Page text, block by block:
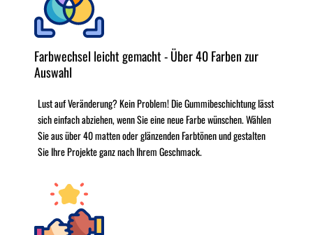
Farbwechsel leicht gemacht - Über 40 Farben zur
Auswahl
Lust auf Veränderung? Kein Problem! Die Gummibeschichtung lässt
sich einfach abziehen, wenn Sie eine neue Farbe wünschen. Wählen
Sie aus über 40 matten oder glänzenden Farbtönen und gestalten
Sie Ihre Projekte ganz nach Ihrem Geschmack.